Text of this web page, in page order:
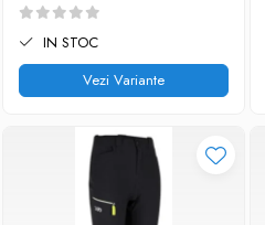
IN STOC
Vezi Variante